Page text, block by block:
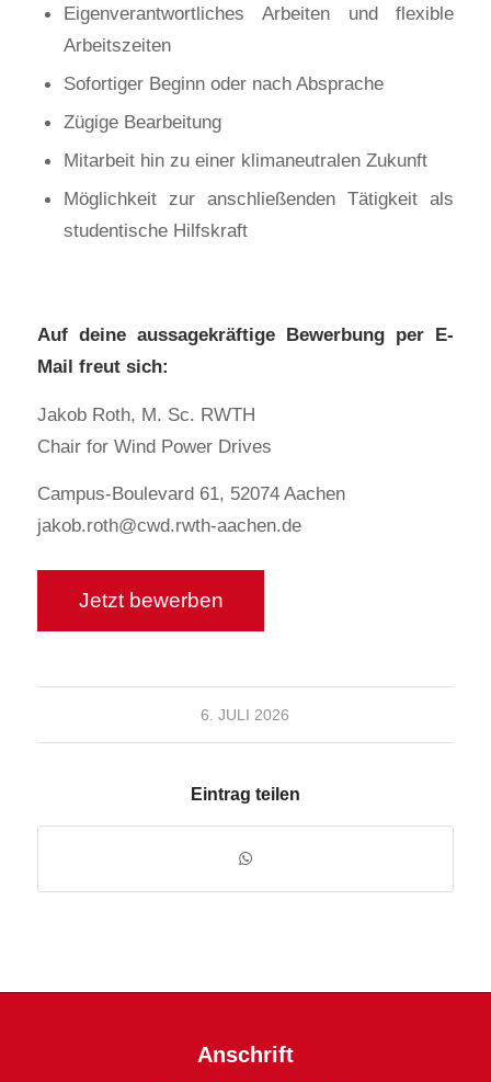
Eigenverantwortliches Arbeiten und flexible
Arbeitszeiten
Sofortiger Beginn oder nach Absprache
Zügige Bearbeitung
Mitarbeit hin zu einer klimaneutralen Zukunft
Möglichkeit zur anschließenden Tätigkeit als
studentische Hilfskraft
Auf deine aussagekräftige Bewerbung per E-
Mail freut sich:
Jakob Roth, M. Sc. RWTH
Chair for Wind Power Drives
Campus-Boulevard 61, 52074 Aachen
jakob.roth@cwd.rwth-aachen.de
6. JULI 2026
Eintrag teilen
Anschrift